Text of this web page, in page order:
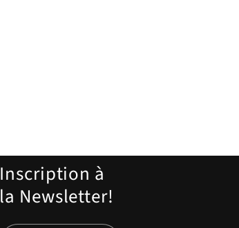
Inscription à
la Newsletter!